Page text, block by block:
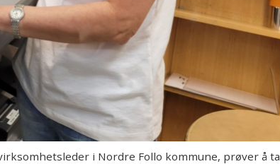
i Nordre Follo kommune, prøver å ta